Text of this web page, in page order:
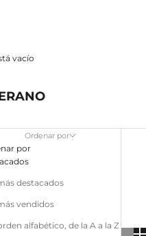
vacío
Ordenar por
por
destacados
vendidos
alfabético, de la A a la Z